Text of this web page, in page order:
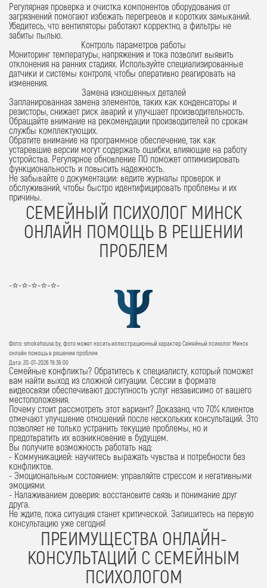
Регулярная проверка и очистка компонентов оборудования от
загрязнений помогают избежать перегревов и коротких замыканий.
Убедитесь, что вентиляторы работают корректно, а фильтры не
забиты пылью.
Контроль параметров работы
Мониторинг температуры, напряжения и тока позволит выявить
отклонения на ранних стадиях. Используйте специализированные
датчики и системы контроля, чтобы оперативно реагировать на
изменения.
Замена изношенных деталей
Запланированная замена элементов, таких как конденсаторы и
резисторы, снижает риск аварий и улучшает производительность.
Обращайте внимание на рекомендации производителей по срокам
службы комплектующих.
Обратите внимание на программное обеспечение, так как
устаревшие версии могут содержать ошибки, влияющие на работу
устройства. Регулярное обновление ПО поможет оптимизировать
функциональность и повысить надежность.
Не забывайте о документации: ведите журналы проверок и
обслуживаний, чтобы быстро идентифицировать проблемы и их
причины.
СЕМЕЙНЫЙ ПСИХОЛОГ МИНСК
ОНЛАЙН ПОМОЩЬ В РЕШЕНИИ
ПРОБЛЕМ
-⭐-⭐-⭐-⭐-⭐-
Фото: smokehouse.by, фото может носить иллюстрационный характер Семейный психолог Минск
онлайн помощь в решении проблем
Дата: 20-01-2026 19:36:00
Семейные конфликты? Обратитесь к специалисту, который поможет
вам найти выход из сложной ситуации. Сессии в формате
видеосвязи обеспечивают доступность услуг независимо от вашего
местоположения.
Почему стоит рассмотреть этот вариант? Доказано, что 70% клиентов
отмечают улучшение отношений после нескольких консультаций. Это
позволяет не только устранить текущие проблемы, но и
предотвратить их возникновение в будущем.
Вы получите возможность работать над:
- Коммуникацией: научитесь выражать чувства и потребности без
конфликтов.
- Эмоциональным состоянием: управляйте стрессом и негативными
эмоциями.
- Налаживанием доверия: восстановите связь и понимание друг
друга.
Не ждите, пока ситуация станет критической. Запишитесь на первую
консультацию уже сегодня!
ПРЕИМУЩЕСТВА ОНЛАЙН-
КОНСУЛЬТАЦИЙ С СЕМЕЙНЫМ
ПСИХОЛОГОМ